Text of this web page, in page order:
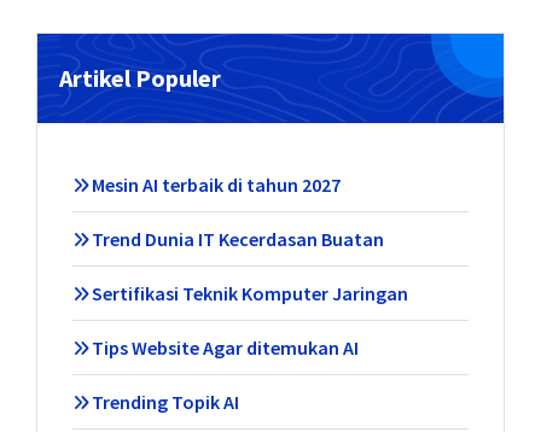
Artikel Populer
Mesin AI terbaik di tahun 2027
Trend Dunia IT Kecerdasan Buatan
Sertifikasi Teknik Komputer Jaringan
Tips Website Agar ditemukan AI
Trending Topik AI